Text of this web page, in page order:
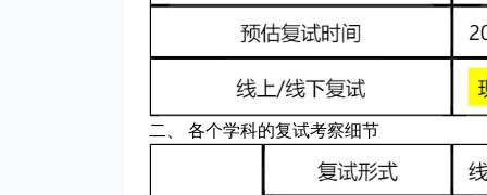
二、 各个学科的复试考察细节